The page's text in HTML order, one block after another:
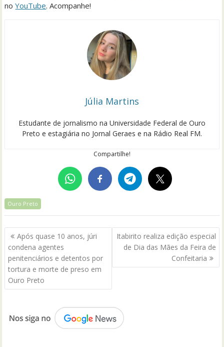
noYouTube. Acompanhe!
Júlia Martins
Estudante de jornalismo na Universidade Federal de Ouro
Preto e estagiária no Jornal Geraes e na Rádio Real FM.
Compartilhe!
Ouro Preto
Navegação
de
Post
Após quase 10 anos, júri
condena agentes
penitenciários e detentos por
tortura e morte de preso em
Ouro Preto
Itabirito realiza edição especial
de Dia das Mães da Feira de
Confeitaria